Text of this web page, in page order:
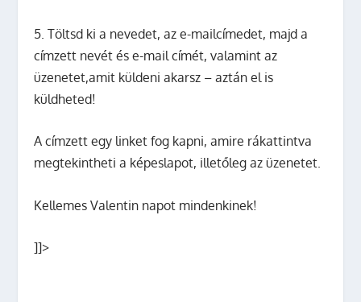
5. Töltsd ki a nevedet, az e-mailcímedet, majd a
címzett nevét és e-mail címét, valamint az
üzenetet,amit küldeni akarsz – aztán el is
küldheted!
A címzett egy linket fog kapni, amire rákattintva
megtekintheti a képeslapot, illetőleg az üzenetet.
Kellemes Valentin napot mindenkinek!
]]>